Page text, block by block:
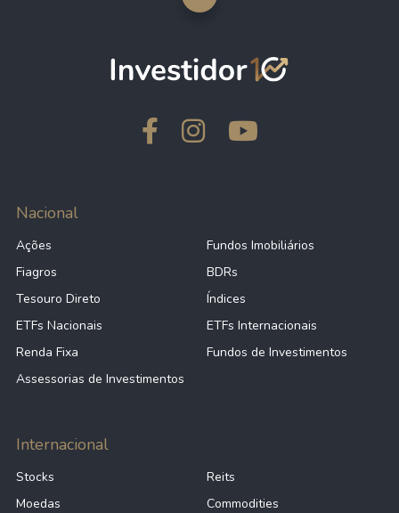
Nacional
Ações
Fundos Imobiliários
Fiagros
BDRs
Tesouro Direto
Índices
ETFs Nacionais
ETFs Internacionais
Renda Fixa
Fundos de Investimentos
Assessorias de Investimentos
Internacional
Stocks
Reits
Moedas
Commodities